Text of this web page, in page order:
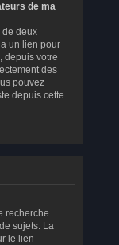
de ma
de deux
un lien pour
depuis votre
des
pouvez
depuis cette
recherche
sujets. La
le lien